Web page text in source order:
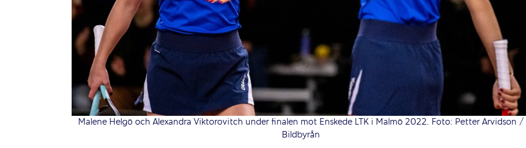
Malene Helgö och Alexandra Viktorovitch under finalen mot Enskede LTK i Malmö 2022. Foto: Petter Arvidson /
Bildbyrån